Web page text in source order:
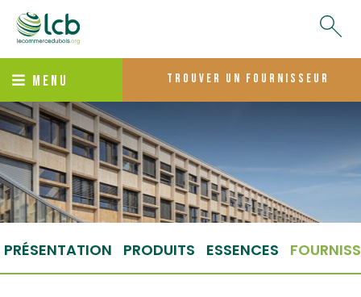
MENU trouver un fournisseur
PRÉSENTATION PRODUITS ESSENCES